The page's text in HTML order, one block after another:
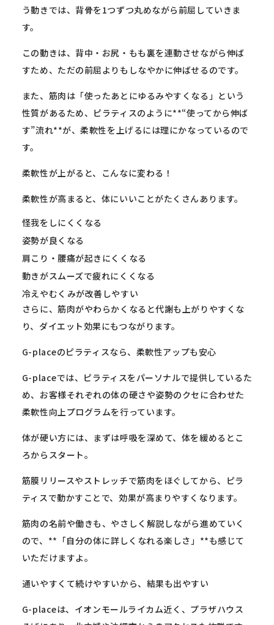
う動きでは、背骨を1つずつ丸めながら前屈していきま
す。
この動きは、背中・お尻・もも裏を連動させながら伸ば
すため、 ただの前屈よりもしなやかに伸ばせるのです。
また、筋肉は「使ったあとにゆるみやすくなる」 という
性質があるため、ピラティスのように**“使ってから伸ば
す”流れ**が、柔軟性を上げるには理にかなっているので
す。
柔軟性が上がると、こんなに変わる！
柔軟性が高まると、体にいいことがたくさんあります。
怪我をしにくくなる
姿勢が良くなる
肩こり・腰痛が起きにくくなる
動きがスムーズで疲れにくくなる
冷えやむくみが改善しやすい
さらに、筋肉がやわらかくなると代謝も上がりやすくな
り、 ダイエット効果にもつながります。
G-placeのピラティスなら、柔軟性アップも安心
G-placeでは、 ピラティスをパーソナルで提供しているた
め、 お客様それぞれの体の硬さや姿勢のクセに合わせた
柔軟性向上プログラムを行っています。
体が硬い方には、まずは呼吸を深めて、 体を緩めるとこ
ろからスタート。
筋膜リリースやストレッチで筋肉をほぐしてから、 ピラ
ティスで動かすことで、効果が高まりやすくなります。
筋肉の名前や働きも、やさしく解説しながら進めていく
ので、** 「自分の体に詳しくなれる楽しさ」**も感じて
いただけますよ。
通いやすくて続けやすいから、結果も出やすい
G-placeは、イオンモールライカム近く、 プラザハウス